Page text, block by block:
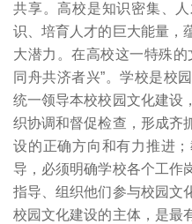
共享。高校是知识密集、
识、培育人才的巨大能量，
大潜力。在高校这一特殊的
同舟共济者兴”。学校是校
统一领导本校校园文化建设
织协调和督促检查，形成齐
设的正确方向和有力推进
导，必须明确学校各个工作
指导、组织他们参与校园文
校园文化建设的主体，是最